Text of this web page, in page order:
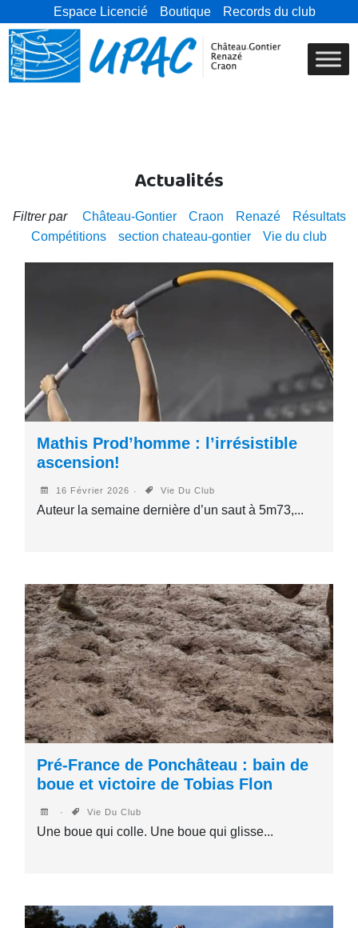
Espace Licencié Boutique Records du club
Actualités
Filtrer par Château-Gontier Craon Renazé
Résultats
Compétitions
section chateau-gontier Vie du club
Mathis Prod’homme : l’irrésistible
ascension!
16 Février 2026 Vie Du Club
Auteur la semaine dernière d’un saut à 5m73,...
Pré-France de Ponchâteau : bain de
boue et victoire de Tobias Flon
Vie Du Club
Une boue qui colle. Une boue qui glisse...